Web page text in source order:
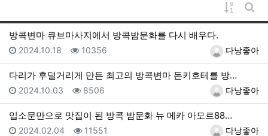
게시물
게
방콕변마 큐브마사지에서 방콕밤문화를 다시 배우다.
등록자다낭좋아
등록일
2024.10.18 조회
10356
다리가 후덜거리게 만든 최고의 방콕변마 돈키호테를 방…
등록자다낭좋아
등록일
2024.10.03 조회
8506
입소문만으로 맛집이 된 방콕 밤문화 뉴 메카 아모르88…
등록자다낭좋아
등록일
2024.02.04 조회
11551